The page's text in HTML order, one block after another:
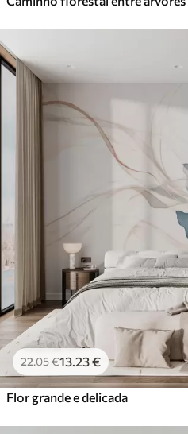
22.05€13 .23€
Flor grande e delicada